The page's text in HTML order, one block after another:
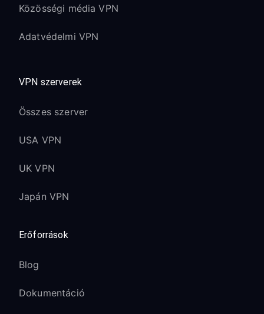
Közösségi média VPN
Adatvédelmi VPN
VPN szerverek
Összes szerver
USA VPN
UK VPN
Japán VPN
Erőforrások
Blog
Dokumentáció